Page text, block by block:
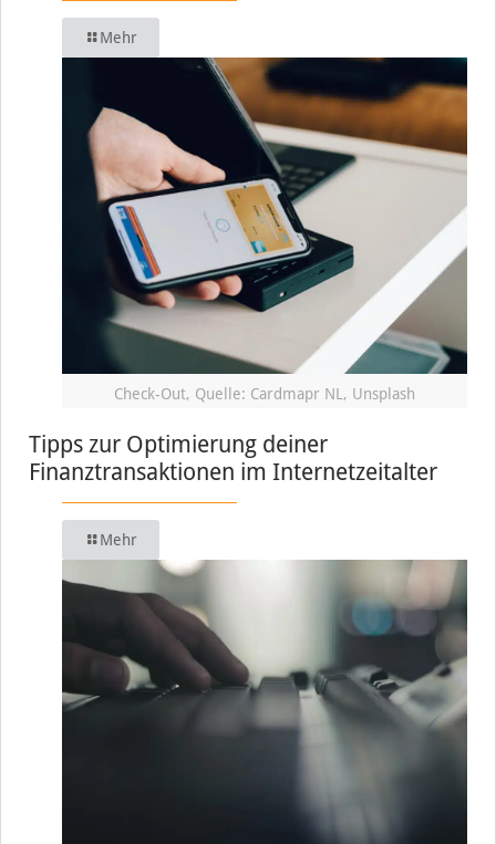
Mehr
Check-Out, Quelle: Cardmapr NL, Unsplash
Tipps zur Optimierung deiner
Finanztransaktionen im Internetzeitalter
Mehr